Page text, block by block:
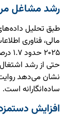
رشد مشاغل
طبق تحلیل
حتی از رشد
نشان می‌دهد
ساده‌انگارانه است.
افزایش